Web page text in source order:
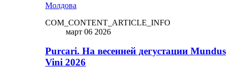
Молдова
COM_CONTENT_ARTICLE_INFO
март 06 2026
Purcari. На весенней дегустации Mundus
Vini 2026